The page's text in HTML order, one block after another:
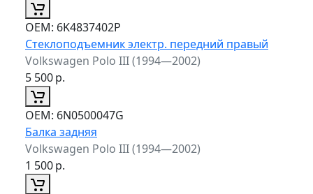
ОЕМ: 6K4837402P
Стеклоподъемник электр. передний правый
Volkswagen Polo III (1994—2002)
5 500р.
ОЕМ: 6N0500047G
Балка задняя
Volkswagen Polo III (1994—2002)
1 500р.